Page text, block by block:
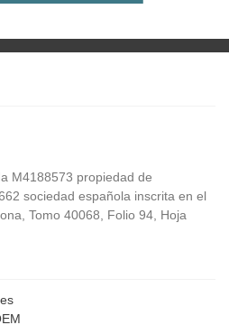
M4188573 propiedad de
sociedad española inscrita en el
Tomo 40068, Folio 94, Hoja